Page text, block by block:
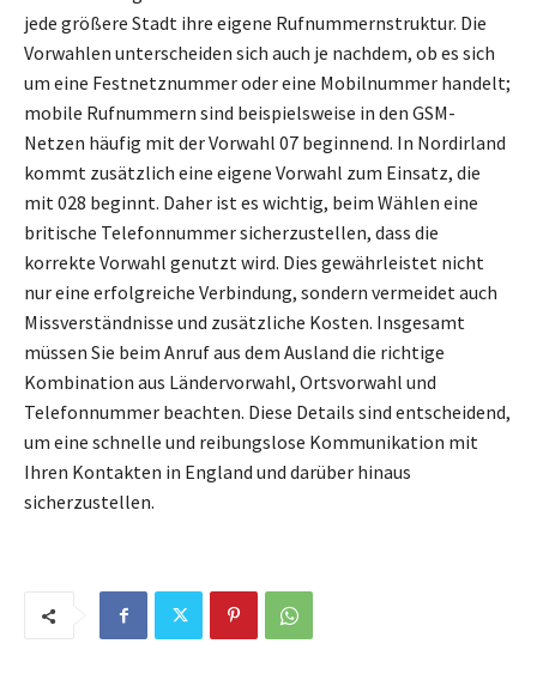
jede größere Stadt ihre eigene Rufnummernstruktur. Die
Vorwahlen unterscheiden sich auch je nachdem, ob es sich
um eine Festnetznummer oder eine Mobilnummer handelt;
mobile Rufnummern sind beispielsweise in den GSM-
Netzen häufig mit der Vorwahl 07 beginnend. In Nordirland
kommt zusätzlich eine eigene Vorwahl zum Einsatz, die
mit 028 beginnt. Daher ist es wichtig, beim Wählen eine
britische Telefonnummer sicherzustellen, dass die
korrekte Vorwahl genutzt wird. Dies gewährleistet nicht
nur eine erfolgreiche Verbindung, sondern vermeidet auch
Missverständnisse und zusätzliche Kosten. Insgesamt
müssen Sie beim Anruf aus dem Ausland die richtige
Kombination aus Ländervorwahl, Ortsvorwahl und
Telefonnummer beachten. Diese Details sind entscheidend,
um eine schnelle und reibungslose Kommunikation mit
Ihren Kontakten in England und darüber hinaus
sicherzustellen.